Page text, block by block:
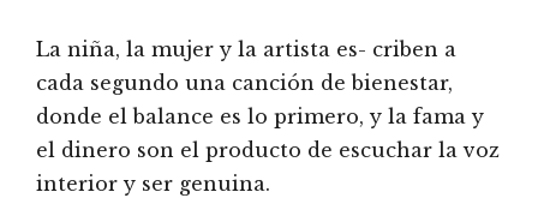
La niña, la mujer y la artista es- criben a
cada segundo una canción de bienestar,
donde el balance es lo primero, y la fama y
el dinero son el producto de escuchar la voz
interior y ser genuina.